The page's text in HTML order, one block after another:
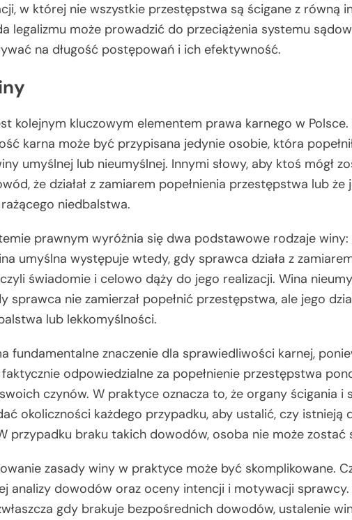
w której nie wszystkie przestępstwa są ścigane z równą
legalizmu może prowadzić do przeciążenia systemu
na długość postępowań i ich efektywność.
kolejnym kluczowym elementem prawa karnego w Polsce.
karna może być przypisana jedynie osobie, która
umyślnej lub nieumyślnej. Innymi słowy, aby ktoś mógł
że działał z zamiarem popełnienia przestępstwa lub że
niedbalstwa.
prawnym wyróżnia się dwa podstawowe rodzaje winy:
umyślna występuje wtedy, gdy sprawca działa z
świadomie i celowo dąży do jego realizacji. Wina
sprawca nie zamierzał popełnić przestępstwa, ale jego
lub lekkomyślności.
fundamentalne znaczenie dla sprawiedliwości karnej,
odpowiedzialne za popełnienie przestępstwa
czynów. W praktyce oznacza to, że organy ścigania i
okoliczności każdego przypadku, aby ustalić, czy istnieją
przypadku braku takich dowodów, osoba nie może zostać
zasady winy w praktyce może być skomplikowane.
analizy dowodów oraz oceny intencji i motywacji
gdy brakuje bezpośrednich dowodów, ustalenie